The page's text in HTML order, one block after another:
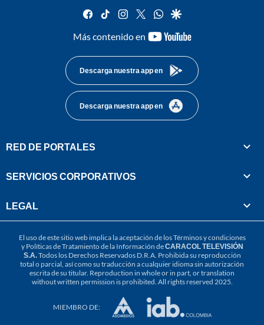
facebook
tiktok instagram
twitterwhatsapp
google
Más contenido en
youtube-
Descarga nuestra app en
Descarga nuestra app en
RED DE PORTALES
SERVICIOS CORPORATIVOS
LEGAL
El uso de este sitio web implica la aceptación de losTérminos y condiciones
y Políticas de Tratamiento de la Información deCARACOL TELEVISIÓN
S.A.Todos los Derechos Reservados D.R.A. Prohibida su reproducción
total o parcial, así como su traducción a cualquier idioma sin autorización
escrita de su titular. Reproduction in whole or in part, or translation
without written permission is prohibited. All rights reserved 2025.
MIEMBRO DE: